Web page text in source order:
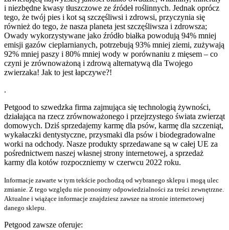
i niezbędne kwasy tłuszczowe ze źródeł roślinnych. Jednak oprócz
tego, że twój pies i kot są szczęśliwsi i zdrowsi, przyczynia się
również do tego, że nasza planeta jest szczęśliwsza i zdrowsza;
Owady wykorzystywane jako źródło białka powodują 94% mniej
emisji gazów cieplarnianych, potrzebują 93% mniej ziemi, zużywają
92% mniej paszy i 80% mniej wody w porównaniu z mięsem – co
czyni je zrównoważoną i zdrową alternatywą dla Twojego
zwierzaka! Jak to jest łapczywe?!
.
Petgood to szwedzka firma zajmująca się technologią żywności,
działająca na rzecz zrównoważonego i przejrzystego świata zwierząt
domowych. Dziś sprzedajemy karmę dla psów, karmę dla szczeniąt,
wykałaczki dentystyczne, przysmaki dla psów i biodegradowalne
worki na odchody. Nasze produkty sprzedawane są w całej UE za
pośrednictwem naszej własnej strony internetowej, a sprzedaż
karmy dla kotów rozpoczniemy w czerwcu 2022 roku.
Informacje zawarte w tym tekście pochodzą od wybranego sklepu i mogą ulec
zmianie. Z tego względu nie ponosimy odpowiedzialności za treści zewnętrzne.
Aktualne i wiążące informacje znajdziesz zawsze na stronie internetowej
danego sklepu.
Petgood zawsze oferuje: